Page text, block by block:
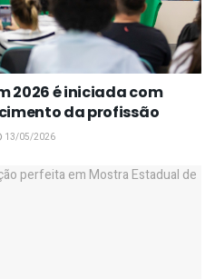
2026 é iniciada com
da profissão
13/05/2026